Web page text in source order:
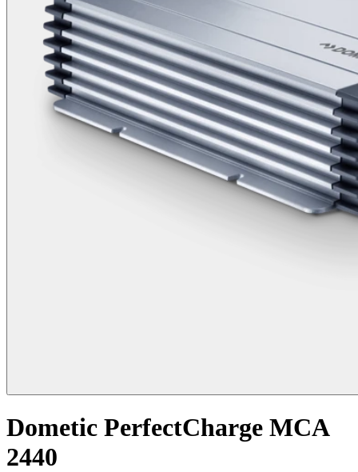
Dometic PerfectCharge MCA
2440